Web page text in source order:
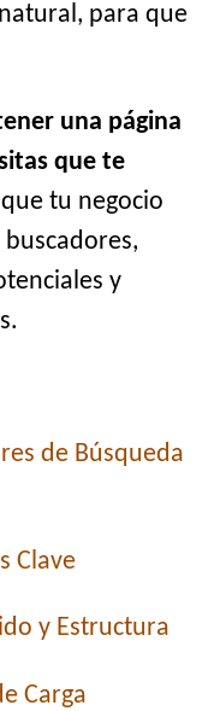
para que
una página
que te
tu negocio
y
de Búsqueda
Clave
y Estructura
Carga